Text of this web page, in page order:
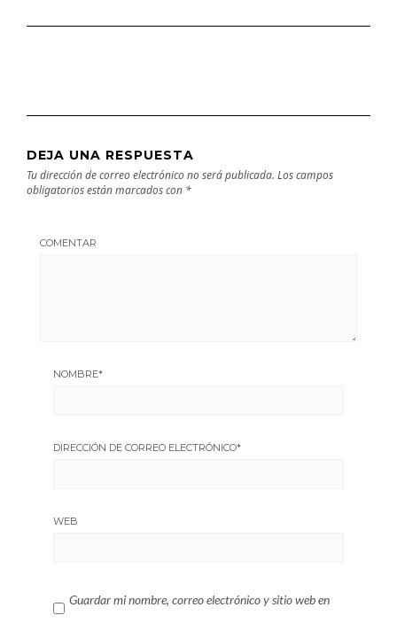
DEJA UNA RESPUESTA
Tu dirección de correo electrónico no será publicada. Los campos
obligatorios están marcados con *
COMENTAR
NOMBRE*
DIRECCIÓN DE CORREO ELECTRÓNICO*
WEB
Guardar mi nombre, correo electrónico y sitio web en